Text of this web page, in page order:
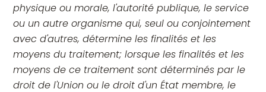
physique ou morale, l'autorité publique, le service
ou un autre organisme qui, seul ou conjointement
avec d'autres, détermine les finalités et les
moyens du traitement; lorsque les finalités et les
moyens de ce traitement sont déterminés par le
droit de l'Union ou le droit d'un État membre, le